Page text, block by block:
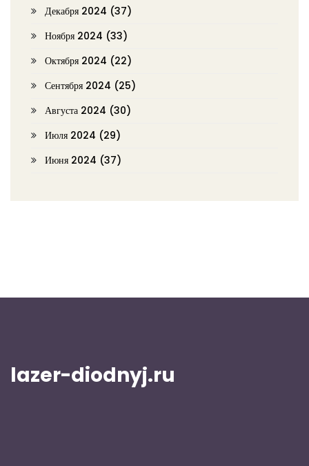
Декабря 2024 (37)
Ноября 2024 (33)
Октября 2024 (22)
Сентября 2024 (25)
Августа 2024 (30)
Июля 2024 (29)
Июня 2024 (37)
lazer-diodnyj.ru